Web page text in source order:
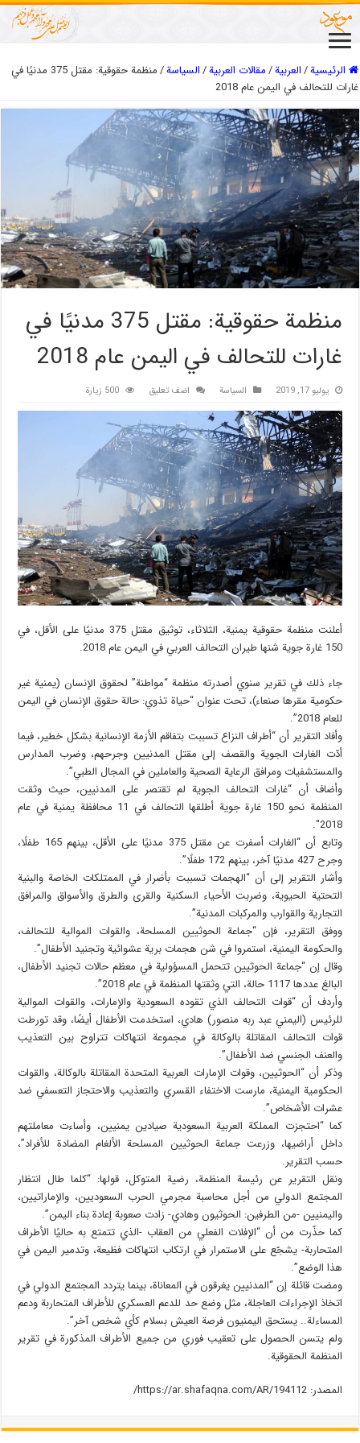
الرئيسية/العربیة/مقالات العربیة/السیاسة/
منظمة حقوقية: مقتل 375 مدنيًا في
غارات للتحالف في اليمن عام 2018
منظمة حقوقية: مقتل 375 مدنيًا في
غارات للتحالف في اليمن عام 2018
يوليو 17, 2019 السیاسة اضف تعليق 500 زيارة
أعلنت منظمة حقوقية يمنية، الثلاثاء، توثيق مقتل 375 مدنيًا على الأقل، في
150 غارة جوية شنها طيران التحالف العربي في اليمن عام 2018.
جاء ذلك في تقرير سنوي أصدرته منظمة “مواطنة” لحقوق الإنسان (يمنية غير
حكومية مقرها صنعاء)، تحت عنوان “حياة تذوي: حالة حقوق الإنسان في اليمن
للعام 2018”.
وأفاد التقرير أن “أطراف النزاع تسببت بتفاقم الأزمة الإنسانية بشكل خطير، فيما
أدّت الغارات الجوية والقصف إلى مقتل المدنيين وجرحهم، وضرب المدارس
والمستشفيات ومرافق الرعاية الصحية والعاملين في المجال الطبي”.
وأضاف أن “غارات التحالف الجوية لم تقتصر على المدنيين، حيث وثقت
المنظمة نحو 150 غارة جوية أطلقها التحالف في 11 محافظة يمنية في عام
2018″.
وتابع أن “الغارات أسفرت عن مقتل 375 مدنيًا على الأقل، بينهم 165 طفلًا،
وجرح 427 مدنيًا آخر، بينهم 172 طفلًا”.
وأشار التقرير إلى أن “الهجمات تسببت بأضرار في الممتلكات الخاصة والبنية
التحتية الحيوية، وضربت الأحياء السكنية والقرى والطرق والأسواق والمرافق
التجارية والقوارب والمركبات المدنية”.
ووفق التقرير، فإن “جماعة الحوثيين المسلحة، والقوات الموالية للتحالف،
والحكومة اليمنية، استمروا في شن هجمات برية عشوائية وتجنيد الأطفال”.
وقال إن “جماعة الحوثيين تتحمل المسؤولية في معظم حالات تجنيد الأطفال،
البالغ عددها 1117 حالة، التي وثقتها المنظمة في عام 2018”.
وأردف أن “قوات التحالف الذي تقوده السعودية والإمارات، والقوات الموالية
للرئيس (اليمني عبد ربه منصور) هادي، استخدمت الأطفال أيضًا، وقد تورطت
قوات التحالف المقاتلة بالوكالة في مجموعة انتهاكات تتراوح بين التعذيب
والعنف الجنسي ضد الأطفال”.
وذكر أن “الحوثيين، وقوات الإمارات العربية المتحدة المقاتلة بالوكالة، والقوات
الحكومية اليمنية، مارست الاختفاء القسري والتعذيب والاحتجاز التعسفي ضد
عشرات الأشخاص”.
كما “احتجزت المملكة العربية السعودية صيادين يمنيين، وأساءت معاملتهم
داخل أراضيها، وزرعت جماعة الحوثيين المسلحة الألغام المضادة للأفراد”،
حسب التقرير.
ونقل التقرير عن رئيسة المنظمة، رضية المتوكل، قولها: “كلما طال انتظار
المجتمع الدولي من أجل محاسبة مجرمي الحرب السعوديين، والإماراتيين،
واليمنيين -من الطرفين: الحوثيون وهادي- زادت صعوبة إعادة بناء اليمن”.
كما حذّرت من أن “الإفلات الفعلي من العقاب -الذي تتمتع به حاليًا الأطراف
المتحاربة- يشجّع على الاستمرار في ارتكاب انتهاكات فظيعة، وتدمير اليمن في
هذا الوضع”.
ومضت قائلة إن “المدنيين يغرقون في المعاناة، بينما يتردد المجتمع الدولي في
اتخاذ الإجراءات العاجلة، مثل وضع حد للدعم العسكري للأطراف المتحاربة ودعم
المساءلة.. يستحق اليمنيون فرصة العيش بسلام كأي شخص آخر”.
ولم يتسن الحصول على تعقيب فوري من جميع الأطراف المذكورة في تقرير
المنظمة الحقوقية.
المصدر: https://ar.shafaqna.com/AR/194112/